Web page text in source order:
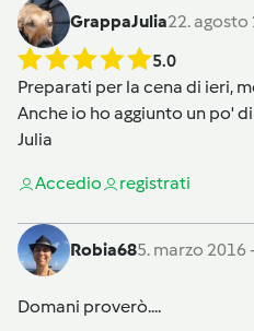
GrappaJulia22. agosto
5.0
Preparati per la cena di ieri,
Anche io ho aggiunto un po'
Julia
Accedio registrati
Robia685. marzo 2016
Domani proverò....